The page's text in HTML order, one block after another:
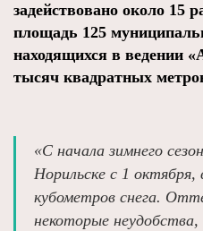
задействовано около 15
площадь 125
находящихся в ведении
тысяч квадратных
«С начала зимнего
Норильске с 1 октября,
кубометров снега.
некоторые